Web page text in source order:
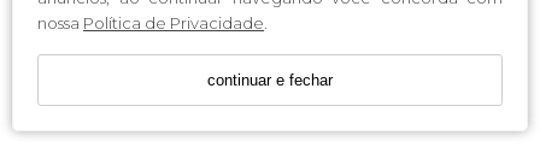
nossa Política de Privacidade
continuar e fechar